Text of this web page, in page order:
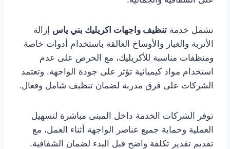
تشمل خدمة تنظيف واجهات اكريليك بني ياس إزالة
الأتربة والغبار والأوساخ العالقة باستخدام أدوات خاصة
ومنظفات مناسبة للأكريليك، مع الحرص على عدم
استخدام مواد كيميائية تؤثر على جودة الواجهة. وتعتمد
الشركات على فرق مدربة لضمان تنظيف شامل وفعال.
توفر الشركات الخدمة داخل المبنى مباشرة لتسهيل
العملية وحماية جميع عناصر الواجهة أثناء العمل، مع
تقديم تقدير تكلفة واضح قبل البدء لضمان الشفافية.